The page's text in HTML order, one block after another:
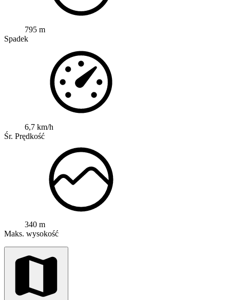
795 m
Spadek
6,7 km/h
Śr. Prędkość
340 m
Maks. wysokość